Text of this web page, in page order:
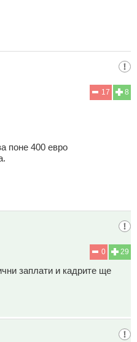
8
17
поне 400 евро
29
0
заплати и кадрите ще